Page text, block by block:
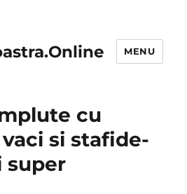
MENU
cu
si stafide-
super